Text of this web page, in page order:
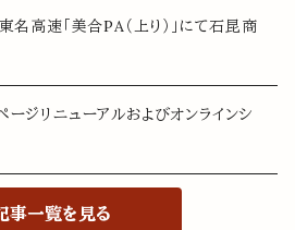
高速「美合PA（上り）」にて石昆商
ジリニューアルおよびオンラインシ
事一覧を見る